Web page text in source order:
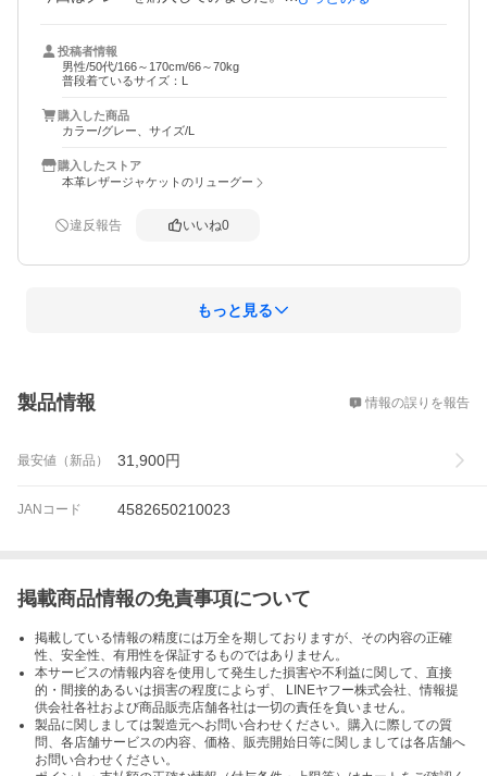
入ってます。
投稿者情報
男性/50代/166～170cm/66～70kg
普段着ているサイズ：L
購入した商品
カラー/グレー、サイズ/L
購入したストア
本革レザージャケットのリューグー
違反報告 いいね0
もっと見る
製品情報 情報の誤りを報告
最安値（新品） 31,900円
JANコード 4582650210023
掲載商品情報の免責事項について
掲載している情報の精度には万全を期しておりますが、その内容の正確
性、安全性、有用性を保証するものではありません。
本サービスの情報内容を使用して発生した損害や不利益に関して、直接
的・間接的あるいは損害の程度によらず、 LINEヤフー株式会社、情報提
供会社各社および商品販売店舗各社は一切の責任を負いません。
製品に関しましては製造元へお問い合わせください。購入に際しての質
問、各店舗サービスの内容、価格、販売開始日等に関しましては各店舗へ
お問い合わせください。